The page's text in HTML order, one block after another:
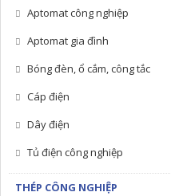
Aptomat công nghiệp
Aptomat gia đình
Bóng đèn, ổ cắm, công tắc
Cáp điện
Dây điện
Tủ điện công nghiệp
THÉP CÔNG NGHIỆP